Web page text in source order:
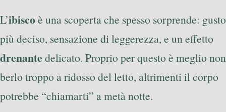
L’ibiscoè una scoperta che spesso sorprende: gusto
più deciso, sensazione di leggerezza, e un effetto
drenante delicato. Proprio per questo è meglio non
berlo troppo a ridosso del letto, altrimenti il corpo
potrebbe “chiamarti” a metà notte.